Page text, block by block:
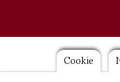
Footer
Cookie